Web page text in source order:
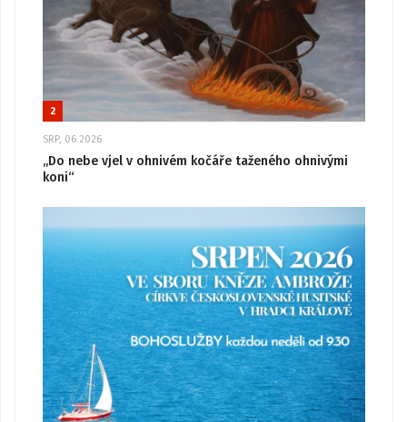
2
SRP, 06 2026
„Do nebe vjel v ohnivém kočáře taženého ohnivými
koni“